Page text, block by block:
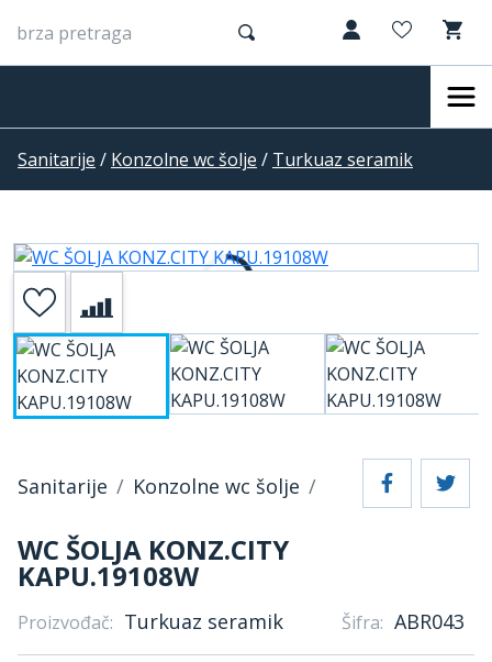
Sanitarije / Konzolne wc šolje / Turkuaz seramik
Sanitarije Konzolne wc šolje
WC ŠOLJA KONZ.CITY
KAPU.19108W
Proizvođač: Turkuaz seramik Šifra: ABR043